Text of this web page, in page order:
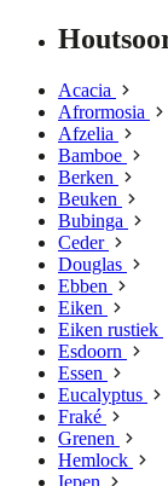
Acacia
Afrormosia
Afzelia
Bamboe
Berken
Beuken
Bubinga
Ceder
Douglas
Ebben
Eiken
Eiken rustiek
Esdoorn
Essen
Eucalyptus
Fraké
Grenen
Hemlock
Iepen